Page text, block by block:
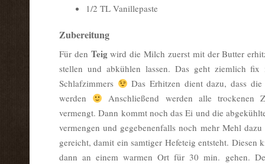
1/2 TL Vanillepaste
Zubereitung
Für den Teigwird die Milch zuerst mit der Butter
stellen und abkühlen lassen. Das geht ziemlich
Schlafzimmers
Das Erhitzen dient dazu, dass
werden
Anschließend werden alle trockenen
vermengt. Dann kommt noch das Ei und die
vermengen und gegebenenfalls noch mehr Mehl
gereicht, damit ein samtiger Hefeteig entsteht. Diesen
dann an einem warmen Ort für 30 min. gehen.